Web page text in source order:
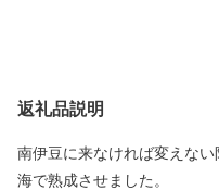
返礼品説明
南伊豆に来なければ変えな
海で熟成させました。